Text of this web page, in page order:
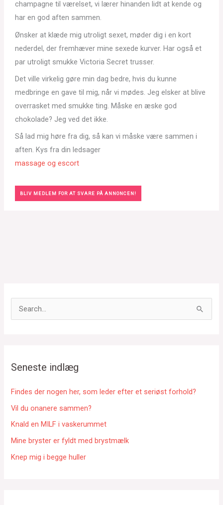
champagne til værelset, vi lærer hinanden lidt at kende og
har en god aften sammen.
Ønsker at klæde mig utroligt sexet, møder dig i en kort
nederdel, der fremhæver mine sexede kurver. Har også et
par utroligt smukke Victoria Secret trusser.
Det ville virkelig gøre min dag bedre, hvis du kunne
medbringe en gave til mig, når vi mødes. Jeg elsker at blive
overrasket med smukke ting. Måske en æske god
chokolade? Jeg ved det ikke.
Så lad mig høre fra dig, så kan vi måske være sammen i
aften. Kys fra din ledsager
massage og escort
BLIV MEDLEM FOR AT SVARE PÅ ANNONCEN!
ø
f
e
r
:
Seneste indlæg
Findes der nogen her, som leder efter et seriøst forhold?
Vil du onanere sammen?
Knald en MILF i vaskerummet
Mine bryster er fyldt med brystmælk
Knep mig i begge huller